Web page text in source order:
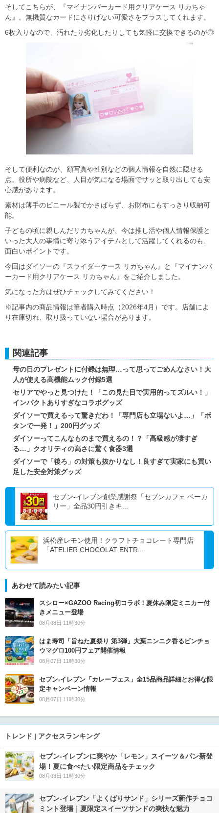
そしてこちらが、『マイナンバーカード用クリアケース リカちゃ
ん』。無機質なカードにさりげない可愛さをプラスしてくれます。
6枚入りなので、汚れたり劣化したりしても気軽に交換できるのが◎
そして便利なのが、顔写真や性別などの個人情報を自然に隠せる
点。役所や病院など、人目が気になる場面でサッと取り出しても安
心感があります。
素材は薄手のビニール製でかさばらず、お財布にもすっきり収納可
能。
子どもの頃に親しんだリカちゃんが、今は推し活や個人情報保護と
いった大人の事情に寄り添うアイテムとして活躍してくれるのも、
面白いポイントです。
今回はダイソーの『スライダーケース リカちゃん』と『マイナンバ
ーカード用クリアケース リカちゃん』をご紹介しました。
気になった方はぜひチェックしてみてください！
※記事内の商品情報は筆者購入時点（2026年4月）です。店舗によ
り在庫切れ、取り扱っていない場合があります。
関連記事
母の日のプレゼントに付録は無理…って思ってごめんなさい！大
人が使える高機能ムック付録5選
セリアでやっと見つけた！「この見た目で実用的ってズルい！」
インパクトありすぎなコラボグッズ
ダイソーで買えるって驚きだわ！「専門店も立場ないよ…」「ボ
タンで一発！」200円グッズ
ダイソーってこんなものまで買えるの！？「高級感が凄すぎ
る…」クオリティの高さに驚く食器3選
ダイソーで「後ろ」の対策も抜かりなし！良すぎて実家にも買い
足した安全対策グッズ
セブン-イレブン創業感謝祭「セブンカフェ ベーカ
リー」全品30円引きキ...
浜松産レモン使用！クラフトチョコレート専門店
「ATELIER CHOCOLAT ENTR...
あわせて読みたい記事
スシロー×GAZOO Racing初コラボ！夏休み限定ミニカー付
きメニュー登場
08月08日 11時30分
はま寿司「旨ねた夏祭り 第3弾」大葉ニンニク香るビンチョ
ウマグロ100円フェア開催情報
08月07日 11時30分
セブン‐イレブン「カレーフェス」全15品商品詳細とお得な限
定キャンペーン情報
08月07日 11時30分
トレンド | アクセスランキング
セブン‐イレブンに爽やか「レモン」スイーツ＆パン新登
場！夏に食べたい限定商品をチェック
08月03日 11時30分
セブン‐イレブン「よくばりサンド」シリーズ新作チョコ
ミント登場｜夏限定スイーツサンドの爽快な魅力